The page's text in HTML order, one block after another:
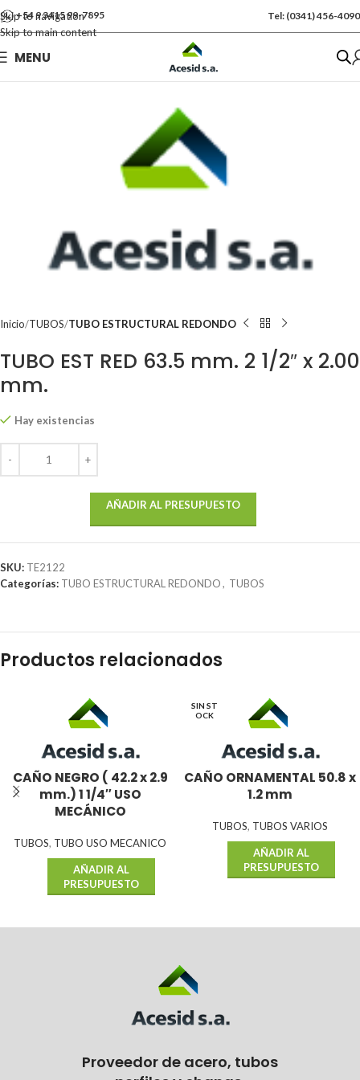
Skip to navigation
Skip to main content
+54 9 3415 99-7895 Tel: (0341) 456-4090
MENU
Inicio TUBOS TUBO ESTRUCTURAL REDONDO
TUBO EST RED 63.5 mm. 2 1/2″ x 2.00
mm.
Se vende por Und
Hay existencias
AÑADIR AL PRESUPUESTO
SKU: TE2122
Categorías: TUBO ESTRUCTURAL REDONDO, TUBOS
Productos relacionados
CAÑO NEGRO ( 42.2 x 2.9
mm.) 1 1/4″ USO
MECÁNICO
TUBOS, TUBO USO MECANICO
AÑADIR AL
PRESUPUESTO
SIN ST
OCK
CAÑO ORNAMENTAL 50.8 x
1.2 mm
TUBOS, TUBOS VARIOS
AÑADIR AL
PRESUPUESTO
Proveedor de acero, tubos